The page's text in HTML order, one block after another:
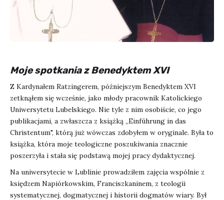
Moje spotkania z Benedyktem XVI
Z Kardynałem Ratzingerem, późniejszym Benedyktem XVI
zetknąłem się wcześnie, jako młody pracownik Katolickiego
Uniwersytetu Lubelskiego. Nie tyle z nim osobiście, co jego
publikacjami, a zwłaszcza z książką „Einführung in das
Christentum", którą już wówczas zdobyłem w oryginale. Była to
książka, która moje teologiczne poszukiwania znacznie
poszerzyła i stała się podstawą mojej pracy dydaktycznej.
Na uniwersytecie w Lublinie prowadziłem zajęcia wspólnie z
księdzem Napiórkowskim, Franciszkaninem, z teologii
systematycznej, dogmatycznej i historii dogmatów wiary. Był